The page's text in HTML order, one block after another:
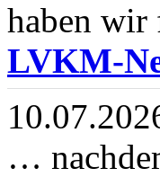
haben
LVKM-
…